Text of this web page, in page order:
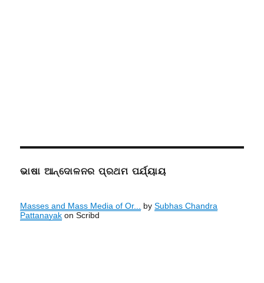
ଭାଷା ଆନ୍ଦୋଳନର ପ୍ରଥମ ପର୍ଯ୍ୟାୟ
Masses and Mass Media of Or... bySubhas Chandra
Pattanayak on Scribd